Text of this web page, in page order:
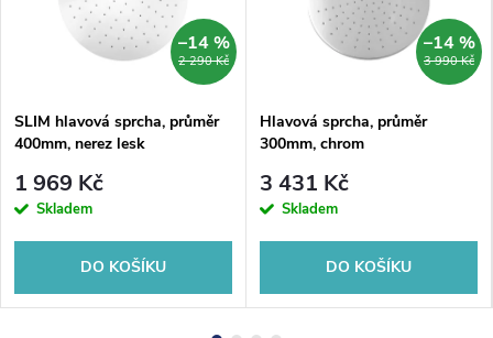
2 290 Kč
–14 %
SLIM hlavová sprcha, průměr
400mm, nerez lesk
1 969 Kč
Skladem
DO KOŠÍKU
3 990 Kč
–14 %
Hlavová sprcha, průměr
300mm, chrom
3 431 Kč
Skladem
DO KOŠÍKU